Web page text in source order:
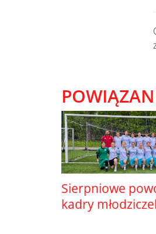
Sierpniowe
kadry